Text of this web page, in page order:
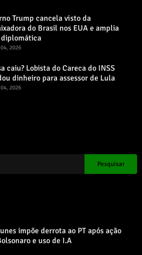
Trump cancela visto da
do Brasil nos EUA e amplia
2026
caiu? Lobista do Careca do INSS
dinheiro para assessor de Lula
2026
impõe derrota ao PT após ação
e uso de I.A